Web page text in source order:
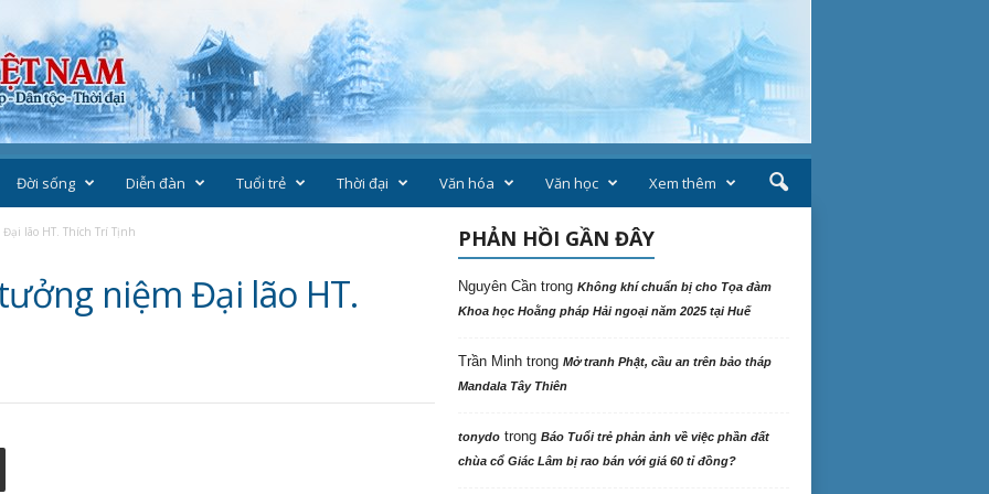
Đời sống Diễn đàn Tuổi trẻ Thời đại Văn hóa Văn học Xem thêm
lão HT. Thích Trí Tịnh
niệm Đại lão HT.
PHẢN HỒI GẦN ĐÂY
Nguyên Cầntrong Không khí chuẩn bị cho Tọa đàm
Khoa học Hoằng pháp Hải ngoại năm 2025 tại Huế
Trần Minhtrong Mở tranh Phật, cầu an trên bảo tháp
Mandala Tây Thiên
tonydotrong Báo Tuổi trẻ phản ảnh về việc phần đất
chùa cổ Giác Lâm bị rao bán với giá 60 tỉ đồng?